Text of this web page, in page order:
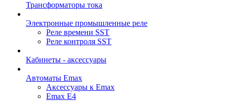
Трансформаторы тока
Электронные промышленные реле
Реле времени SST
Реле контроля SST
Кабинеты - аксессуары
Автоматы Emax
Аксессуары к Emax
Emax E4